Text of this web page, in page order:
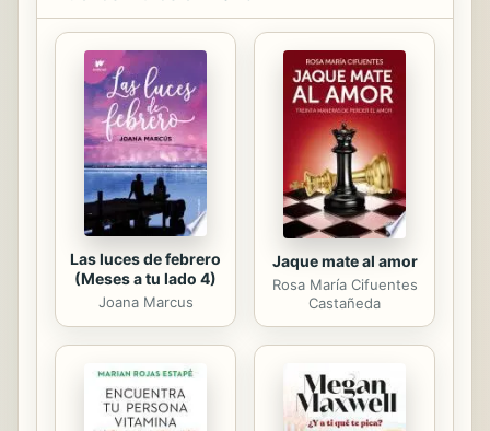
profesores de escuelas normales,
inspectores de primera enseñanza,
directores de escuelas graduadas,
de maestras y maestros que
desempeñaron una labor de
mediación fundamental entre la
recepción de las nuevas corrientes
pedagógicas, su introdución y...
Las luces de febrero
(Meses a tu lado 4)
Joana Marcus
Jaque mate al amor
Rosa María Cifuentes
Castañeda